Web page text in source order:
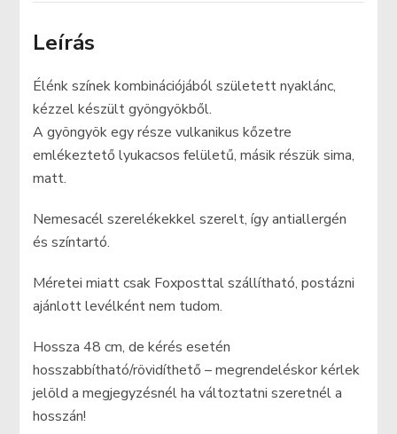
Leírás
Élénk színek kombinációjából született nyaklánc,
kézzel készült gyöngyökből.
A gyöngyök egy része vulkanikus kőzetre
emlékeztető lyukacsos felületű, másik részük sima,
matt.
Nemesacél szerelékekkel szerelt, így antiallergén
és színtartó.
Méretei miatt csak Foxposttal szállítható, postázni
ajánlott levélként nem tudom.
Hossza 48 cm, de kérés esetén
hosszabbítható/rövidíthető – megrendeléskor kérlek
jelöld a megjegyzésnél ha változtatni szeretnél a
hosszán!